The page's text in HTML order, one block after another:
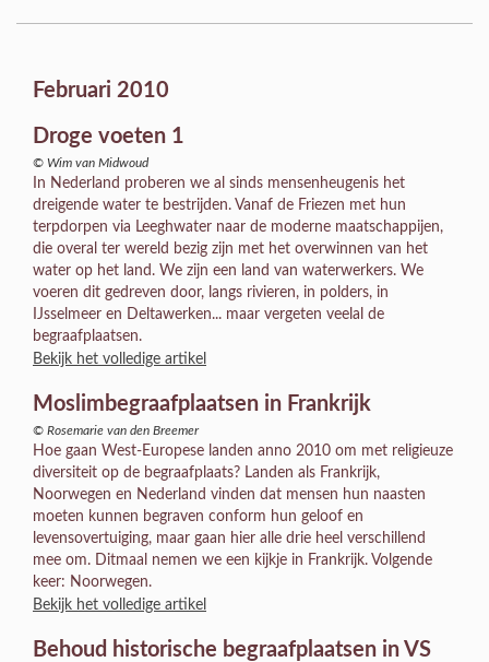
Februari 2010
Droge voeten 1
© Wim van Midwoud
In Nederland proberen we al sinds mensenheugenis het
dreigende water te bestrijden. Vanaf de Friezen met hun
terpdorpen via Leeghwater naar de moderne maatschappijen,
die overal ter wereld bezig zijn met het overwinnen van het
water op het land. We zijn een land van waterwerkers. We
voeren dit gedreven door, langs rivieren, in polders, in
IJsselmeer en Deltawerken... maar vergeten veelal de
begraafplaatsen.
Bekijk het volledige artikel
Moslimbegraafplaatsen in Frankrijk
© Rosemarie van den Breemer
Hoe gaan West-Europese landen anno 2010 om met religieuze
diversiteit op de begraafplaats? Landen als Frankrijk,
Noorwegen en Nederland vinden dat mensen hun naasten
moeten kunnen begraven conform hun geloof en
levensovertuiging, maar gaan hier alle drie heel verschillend
mee om. Ditmaal nemen we een kijkje in Frankrijk. Volgende
keer: Noorwegen.
Bekijk het volledige artikel
Behoud historische begraafplaatsen in VS